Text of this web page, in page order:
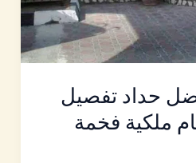
حداد تفصيل
ملكية فخمة